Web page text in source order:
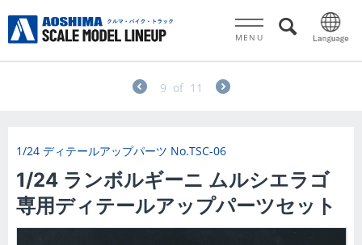
MENU
9 of 11
1/24 ディテールアップパーツ No.TSC-06
1/24 ランボルギーニ ムルシエラゴ
専用ディテールアップパーツセット